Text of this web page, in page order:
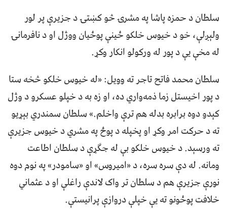
سلطان د حمزه پاشا په مشرۍ څو کښتۍ د جزیرې پر لور
ولېږلې، خو د خیوس خلکو ځینې پوځیان ووژل او د نافرمانۍ
له مخې یې د پور له ورکولو انکار وکړ.
سلطان محمد فاتح تاجر ته وویل: «له خیوس خلکو څخه ستا
د پور اخیستل زما ذمه‌واري ده، او زه به د خپلو عسکرو د وژل
کېدو دوه برابره بدله هم ترې واخلم.» سلطان سمندري بېړیو
ته د حرکت امر وکړ او پخپله د پوځ په مشري د خیوس جزیرې
ته ورسېد. د خیوس خلکو بې له جګړې د سلطان اطاعت
ومانه. له دې سره سره، د «امیروس» او «سامودر» په نوم دوه
نورې جزیرې هم د سلطان تر واک لاندې راغلې او د عثماني
خلافت پوځونو ته یې خپلې دروازې پرانیستې.